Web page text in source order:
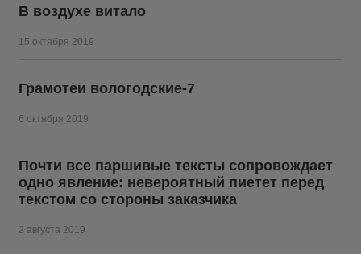
В воздухе витало
15 октября 2019
Грамотеи вологодские-7
6 октября 2019
Почти все паршивые тексты сопровождает
одно явление: невероятный пиетет перед
текстом со стороны заказчика
2 августа 2019